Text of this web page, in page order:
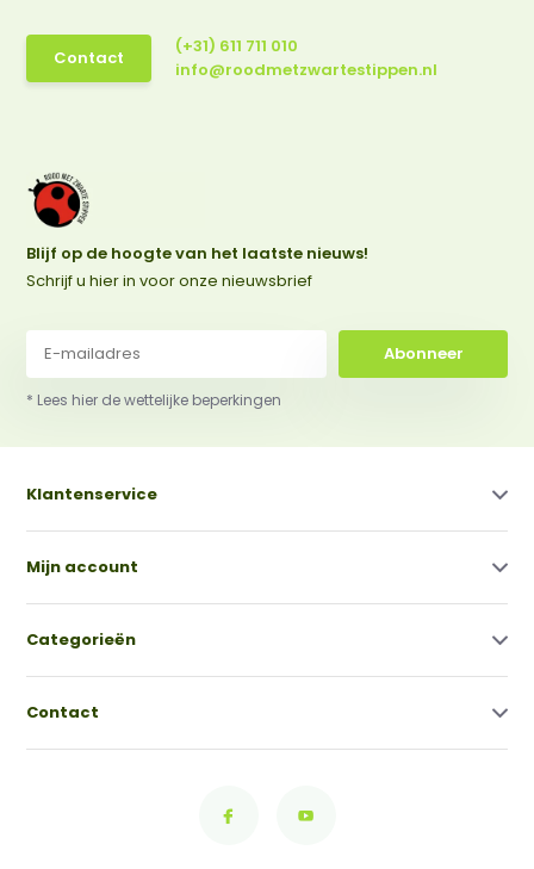
Contact
(+31) 611 711 010
info@roodmetzwartestippen.nl
Blijf op de hoogte van het laatste nieuws!
Schrijf u hier in voor onze nieuwsbrief
Abonneer
* Lees hier de wettelijke beperkingen
Klantenservice
Mijn account
Categorieën
Contact